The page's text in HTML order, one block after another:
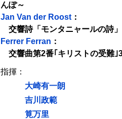
んぽ～
Jan Van der Roost ：
交響詩「モンタニャールの詩」
Ferrer Ferran ：
交響曲第2番｢キリストの受難｣
指揮：
大崎有一朗
吉川政範
筧万里